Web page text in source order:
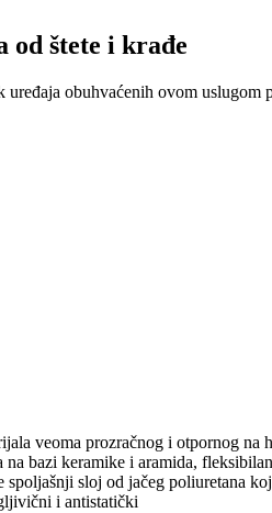
od štete i krađe
obuhvaćenih ovom uslugom
veoma prozračnog i otpornog na
bazi keramike i aramida,
sloj od jačeg poliuretana
i antistatički